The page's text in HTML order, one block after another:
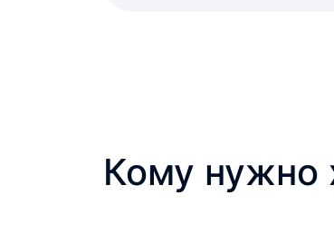
Кому нужно